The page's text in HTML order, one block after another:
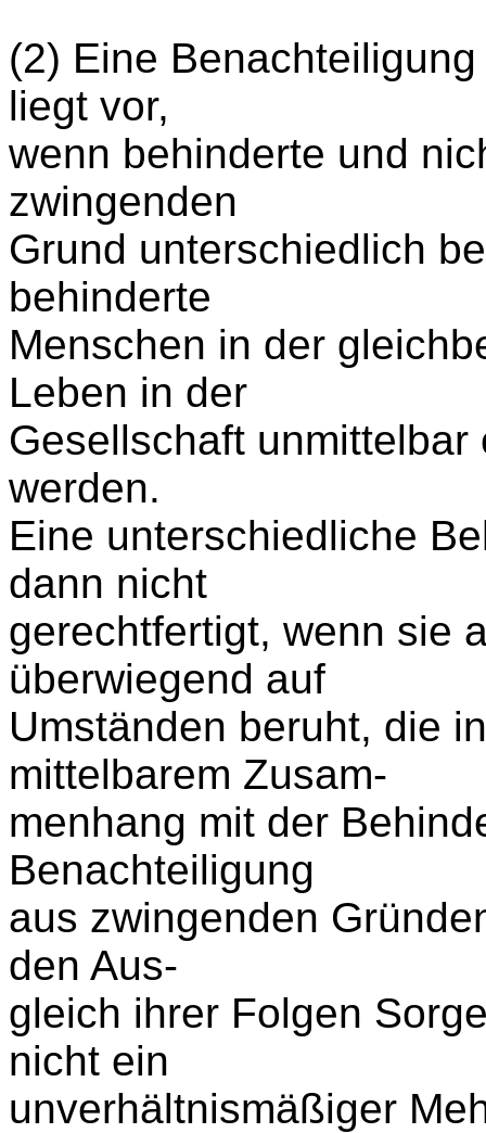
(2) Eine
liegt vor,
wenn behinderte und
zwingenden
Grund unterschiedlich
behinderte
Menschen in der
Leben in der
Gesellschaft
werden.
Eine unterschiedliche
dann nicht
gerechtfertigt, wenn sie
überwiegend auf
Umständen beruht, die
mittelbarem Zusam-
menhang mit der
Benachteiligung
aus zwingenden
den Aus-
gleich ihrer Folgen
nicht ein
unverhältnismäßiger